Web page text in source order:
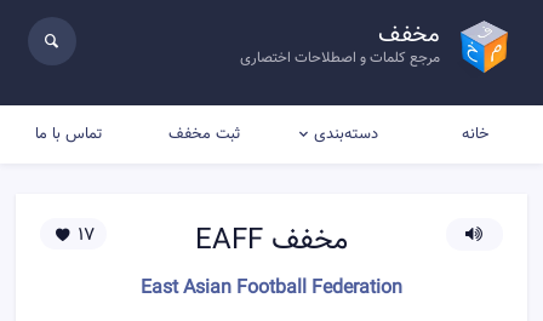
مخفف
مرجع کلمات و اصطلاحات اختصاری
خانه دسته‌بندی ثبت مخفف تماس با ما
مخفف EAFF
East Asian Football Federation
17